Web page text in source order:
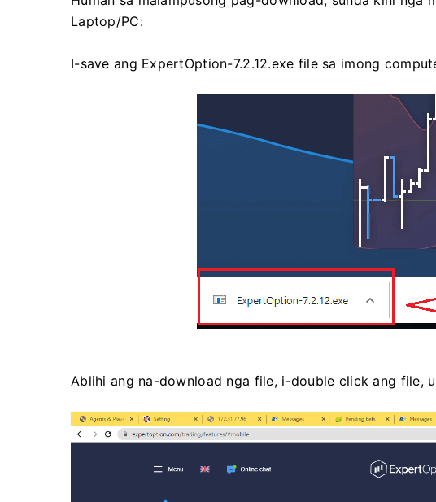
Laptop/PC:
I-save ang ExpertOption-7.2.12.exe file sa imong
Ablihi ang na-download nga file, i-double click ang file,